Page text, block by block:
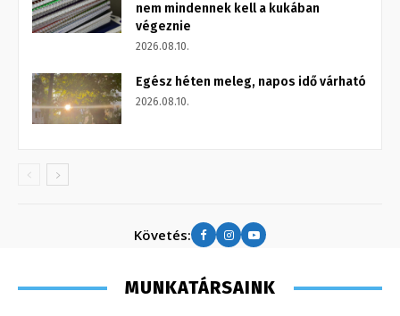
nem mindennek kell a kukában
végeznie
2026.08.10.
Egész héten meleg, napos idő várható
2026.08.10.
Követés:
MUNKATÁRSAINK